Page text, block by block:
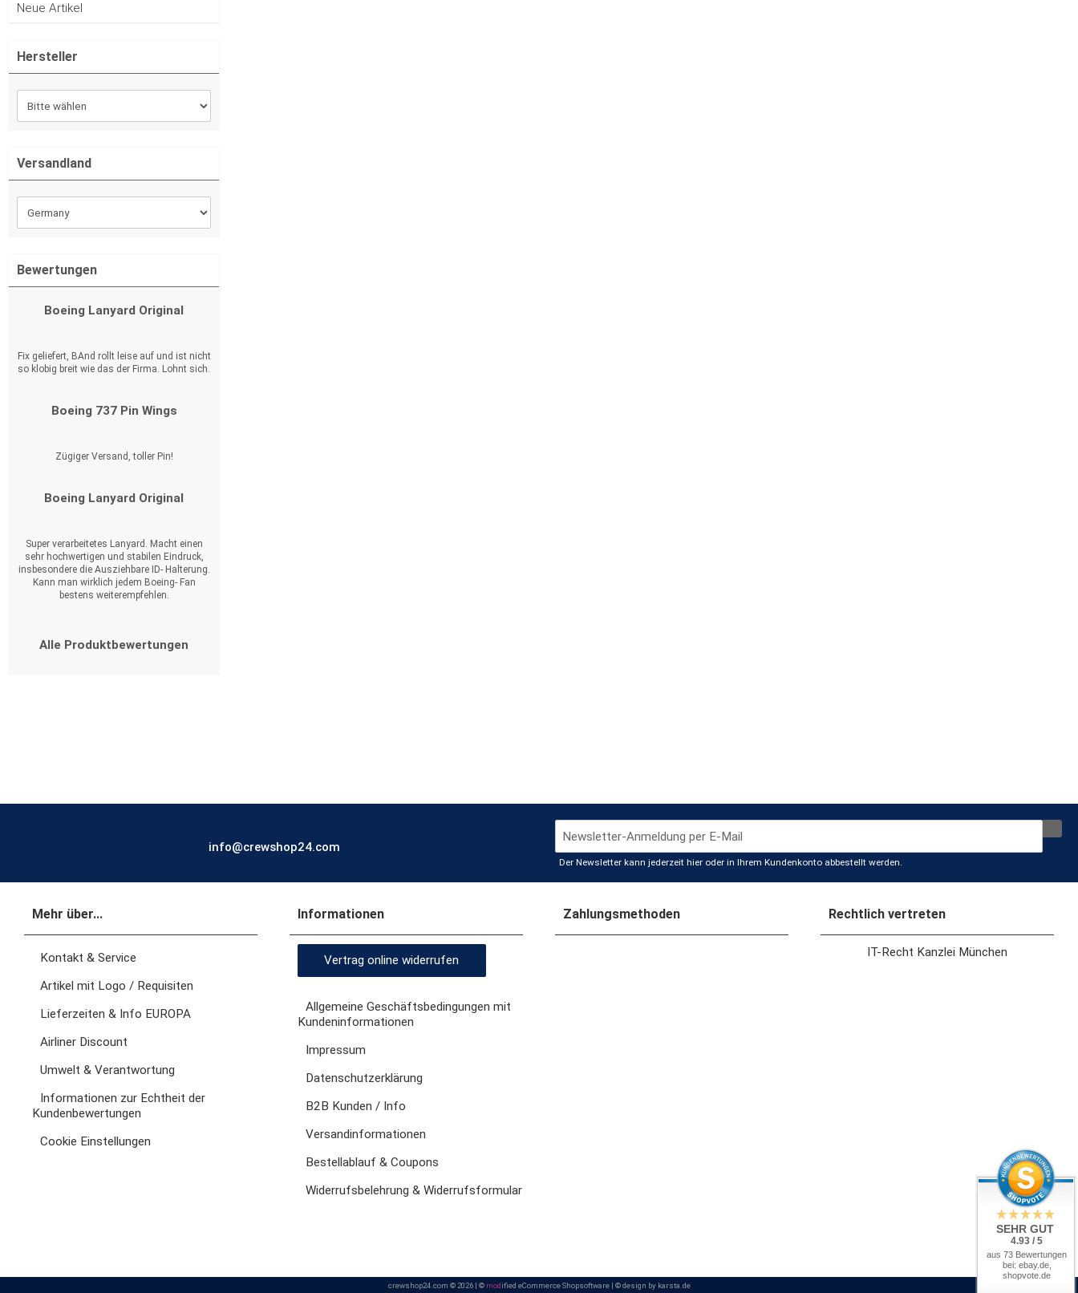
Neue Artikel
Hersteller
Versandland
Bewertungen
Boeing Lanyard Original
Fix geliefert, BAnd rollt leise auf und ist nicht
so klobig breit wie das der Firma. Lohnt sich.
Boeing 737 Pin Wings
Zügiger Versand, toller Pin!
Boeing Lanyard Original
Super verarbeitetes Lanyard. Macht einen
sehr hochwertigen und stabilen Eindruck,
insbesondere die Ausziehbare ID- Halterung.
Kann man wirklich jedem Boeing- Fan
bestens weiterempfehlen.
Alle Produktbewertungen
info@crewshop24.com
Der Newsletter kann jederzeit hier oder in Ihrem Kundenkonto abbestellt werden.
Mehr über...
Kontakt & Service
Artikel mit Logo / Requisiten
Lieferzeiten & Info EUROPA
Airliner Discount
Umwelt & Verantwortung
Informationen zur Echtheit der
Kundenbewertungen
Cookie Einstellungen
Informationen
Vertrag online widerrufen
Allgemeine Geschäftsbedingungen mit
Kundeninformationen
Impressum
Datenschutzerklärung
B2B Kunden / Info
Versandinformationen
Bestellablauf & Coupons
Widerrufsbelehrung & Widerrufsformular
Zahlungsmethoden Rechtlich vertreten
IT-Recht Kanzlei München
crewshop24.com © 2026 | © modified eCommerce Shopsoftware| © design by karsta.de
SEHR GUT
4.93 / 5
aus 73 Bewertungen
bei: ebay.de,
shopvote.de